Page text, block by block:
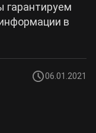
гарантируем
в
06.01.2021